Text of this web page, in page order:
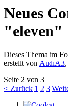
Neues
"eleven"
Dieses Thema im
erstellt von AudiA3,
Seite 2 von 3
< Zurück 1 2 3